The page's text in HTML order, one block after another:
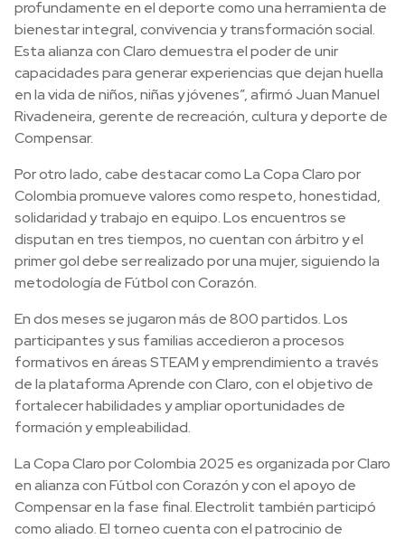
profundamente en el deporte como una herramienta de
bienestar integral, convivencia y transformación social.
Esta alianza con Claro demuestra el poder de unir
capacidades para generar experiencias que dejan huella
en la vida de niños, niñas y jóvenes”, afirmó Juan Manuel
Rivadeneira, gerente de recreación, cultura y deporte de
Compensar.
Por otro lado, cabe destacar como La Copa Claro por
Colombia promueve valores como respeto, honestidad,
solidaridad y trabajo en equipo. Los encuentros se
disputan en tres tiempos, no cuentan con árbitro y el
primer gol debe ser realizado por una mujer, siguiendo la
metodología de Fútbol con Corazón.
En dos meses se jugaron más de 800 partidos. Los
participantes y sus familias accedieron a procesos
formativos en áreas STEAM y emprendimiento a través
de la plataforma Aprende con Claro, con el objetivo de
fortalecer habilidades y ampliar oportunidades de
formación y empleabilidad.
La Copa Claro por Colombia 2025 es organizada por Claro
en alianza con Fútbol con Corazón y con el apoyo de
Compensar en la fase final. Electrolit también participó
como aliado. El torneo cuenta con el patrocinio de